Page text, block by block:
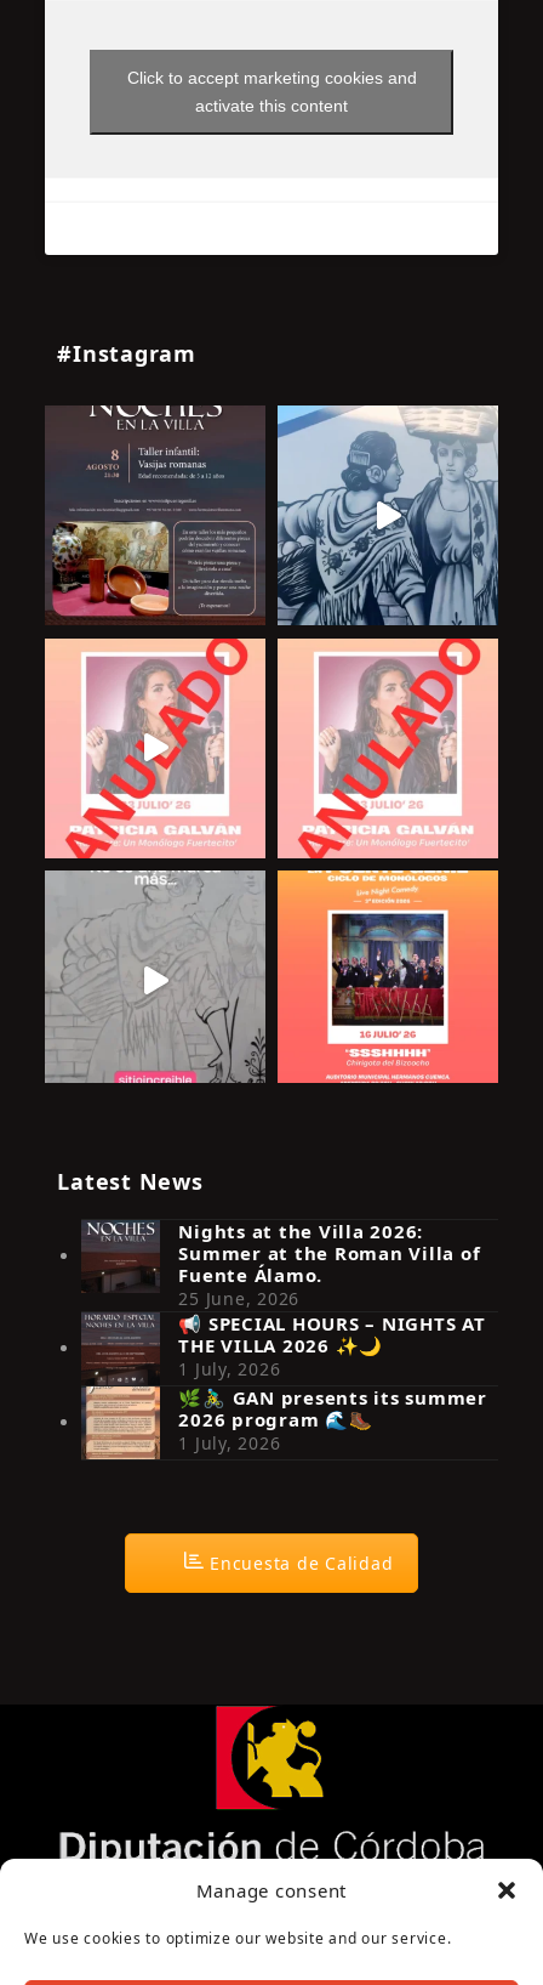
Manage consent
We use cookies to optimize our website and our service.
Click to accept marketing cookies and
activate this content
#Instagram
Síguenos en Instagram
Latest News
Nights at the Villa 2026:
Summer at the Roman Villa of
Fuente Álamo.
25 June, 2026
📢 SPECIAL HOURS – NIGHTS AT
THE VILLA 2026 ✨🌙
1 July, 2026
🌿🚴‍♂️ GAN presents its summer
2026 program 🌊🥾
1 July, 2026
Encuesta de Calidad
Página cofinanciada por la Diputación de Córdoba